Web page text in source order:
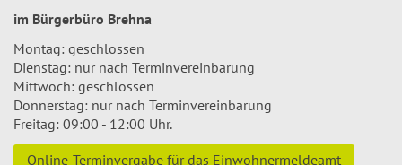
im Bürgerbüro Brehna
Montag: geschlossen
Dienstag: nur nach Terminvereinbarung
Mittwoch: geschlossen
Donnerstag: nur nach Terminvereinbarung
Freitag: 09:00 - 12:00 Uhr.
Online-Terminvergabe für das Einwohnermeldeamt